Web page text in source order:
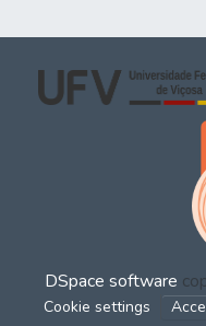
DSpace software
Cookie settings